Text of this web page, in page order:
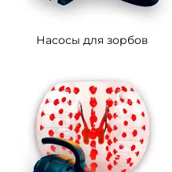
Насосы для зорбов